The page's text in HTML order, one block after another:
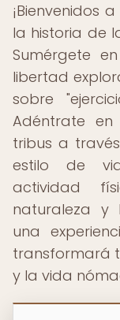
¡Bienvenidos a
la historia de
Sumérgete
libertad
sobre
Adéntrate
tribus a
estilo de
actividad
naturaleza y
una
transformará
y la vida